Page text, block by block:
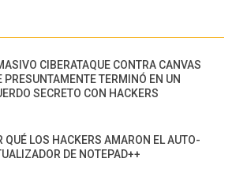
CIBERATAQUE CONTRA CANVAS
PRESUNTAMENTE TERMINÓ EN UN
SECRETO CON HACKERS
QUÉ LOS HACKERS AMARON EL AUTO-
DE NOTEPAD++